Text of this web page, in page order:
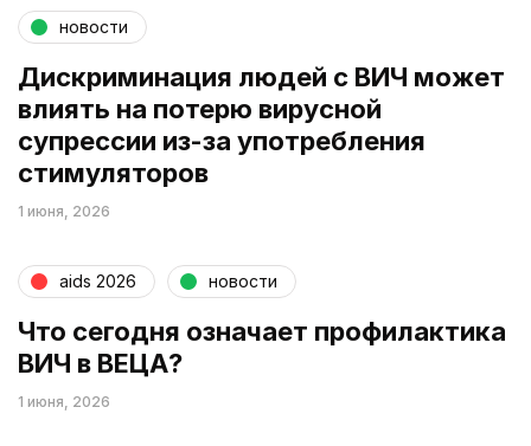
новости
Дискриминация людей с ВИЧ может
влиять на потерю вирусной
супрессии из-за употребления
стимуляторов
1 июня, 2026
aids 2026 новости
Что сегодня означает профилактика
ВИЧ в ВЕЦА?
1 июня, 2026